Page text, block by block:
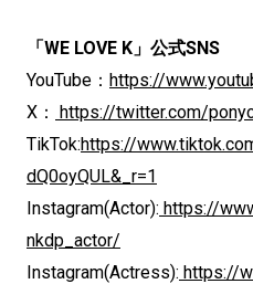
「WE LOVE K」公式SNS
YouTube： https://
X： https://twitter.com/
TikTok:https://
dQ0oyQUL&_r=1
Instagram(Actor): https://
nkdp_actor/
Instagram(Actress): https://